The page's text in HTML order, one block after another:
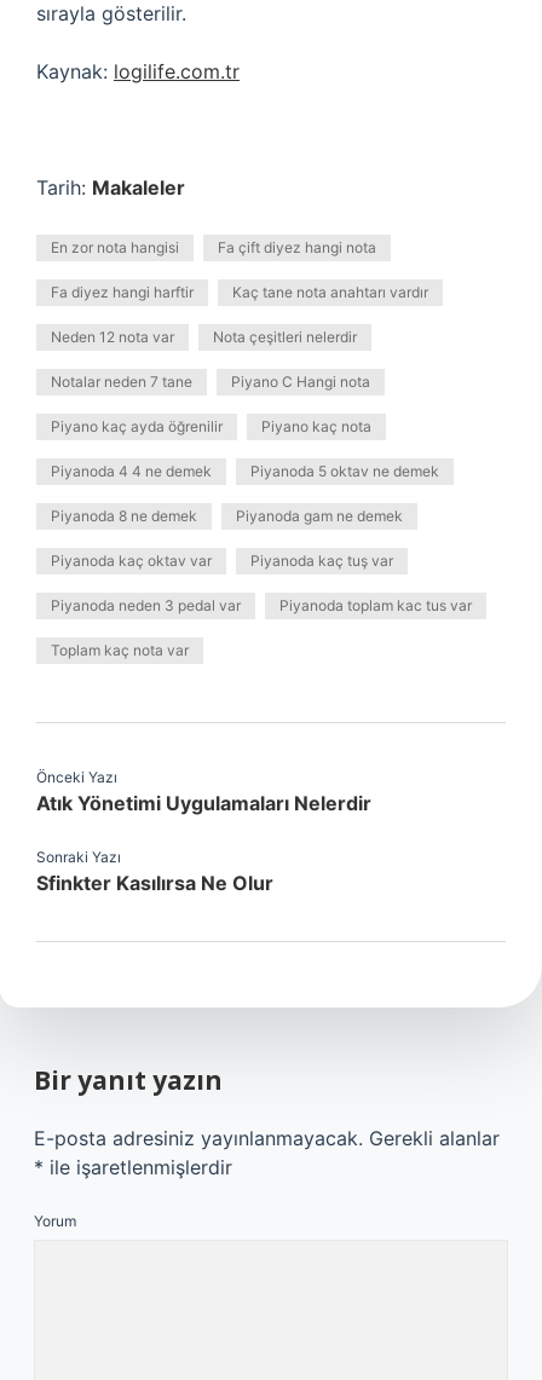
sırayla gösterilir.
Kaynak: logilife.com.tr
Tarih: Makaleler
En zor nota hangisi Fa çift diyez hangi nota
Fa diyez hangi harftir Kaç tane nota anahtarı vardır
Neden 12 nota var Nota çeşitleri nelerdir
Notalar neden 7 tane Piyano C Hangi nota
Piyano kaç ayda öğrenilir Piyano kaç nota
Piyanoda 4 4 ne demek Piyanoda 5 oktav ne demek
Piyanoda 8 ne demek Piyanoda gam ne demek
Piyanoda kaç oktav var Piyanoda kaç tuş var
Piyanoda neden 3 pedal var Piyanoda toplam kac tus var
Toplam kaç nota var
Önceki Yazı
Atık Yönetimi Uygulamaları Nelerdir
Sonraki Yazı
Sfinkter Kasılırsa Ne Olur
Bir yanıt yazın
E-posta adresiniz yayınlanmayacak. Gerekli alanlar
* ile işaretlenmişlerdir
Yorum